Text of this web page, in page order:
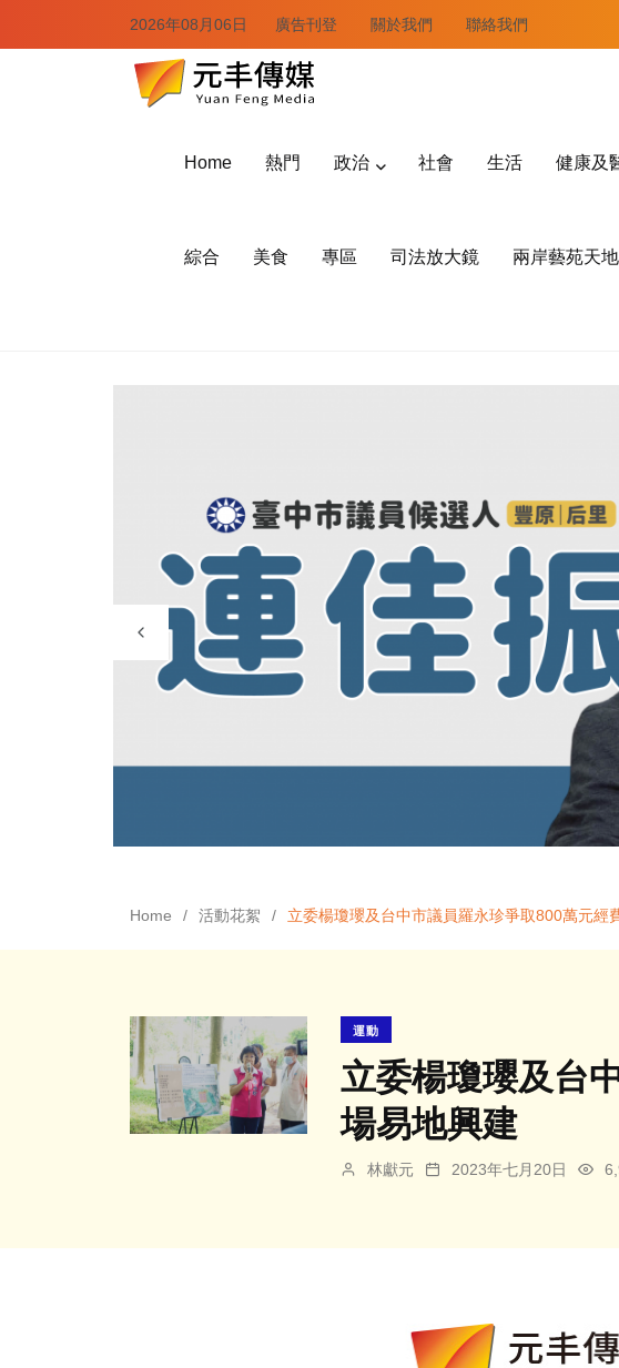
2026年08月06日 廣告刊登 關於我們 聯絡我們
Home 熱門 政治 社會 生活 健康及
綜合 美食 專區 司法放大鏡 兩岸藝苑天地
Home 活動花絮 立委楊瓊瓔及台中市議員羅永珍爭取800萬元經
運動
立委楊瓊瓔及台
場易地興建
林獻元 2023年七月20日